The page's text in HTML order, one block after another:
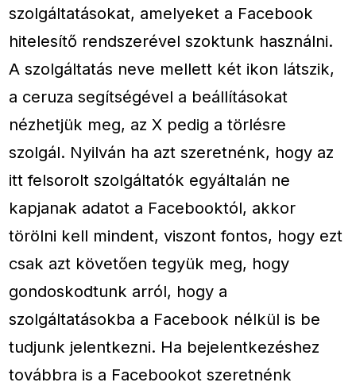
szolgáltatásokat, amelyeket a Facebook
hitelesítő rendszerével szoktunk használni.
A szolgáltatás neve mellett két ikon látszik,
a ceruza segítségével a beállításokat
nézhetjük meg, az X pedig a törlésre
szolgál. Nyilván ha azt szeretnénk, hogy az
itt felsorolt szolgáltatók egyáltalán ne
kapjanak adatot a Facebooktól, akkor
törölni kell mindent, viszont fontos, hogy ezt
csak azt követően tegyük meg, hogy
gondoskodtunk arról, hogy a
szolgáltatásokba a Facebook nélkül is be
tudjunk jelentkezni. Ha bejelentkezéshez
továbbra is a Facebookot szeretnénk